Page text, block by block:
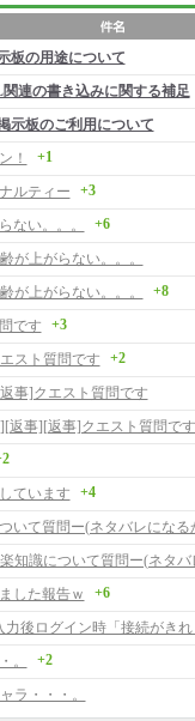
板の用途について
連の書き込みに関する補足
示板のご利用について
！
+1
ルティー +3
ない。。。 +6
が上がらない。。。
が上がらない。。。
+8
です +3
スト質問です +2
事]クエスト質問です
返事][返事]クエスト質問です
ています +4
いて質問ー(ネタバレになる
知識について質問ー(ネタ
した報告ｗ
+6
力後ログイン時「接続がき
。
+2
ラ・・・。